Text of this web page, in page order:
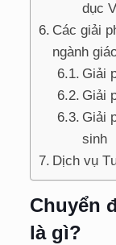
dục
Các giải
ngành
Giải
Giải
Giải
sinh
Dịch vụ
Chuyển
là gì?